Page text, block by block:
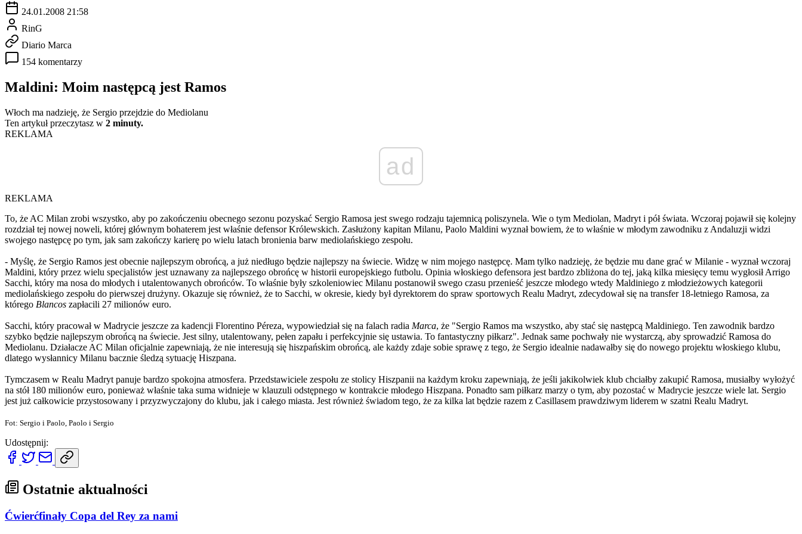
24.01.2008 21:58
RinG
Diario Marca
154 komentarzy
Maldini: Moim następcą jest Ramos
Włoch ma nadzieję, że Sergio przejdzie do Mediolanu
Ten artykuł przeczytasz w 2 minuty.
REKLAMA
ad
REKLAMA
To, że AC Milan zrobi wszystko, aby po zakończeniu obecnego sezonu pozyskać Sergio Ramosa jest swego rodzaju tajemnicą poliszynela. Wie o tym Mediolan, Madryt i pół świata. Wczoraj pojawił się kolejny
rozdział tej nowej noweli, której głównym bohaterem jest właśnie defensor Królewskich. Zasłużony kapitan Milanu, Paolo Maldini wyznał bowiem, że to właśnie w młodym zawodniku z Andaluzji widzi
swojego następcę po tym, jak sam zakończy karierę po wielu latach bronienia barw mediolańskiego zespołu.
- Myślę, że Sergio Ramos jest obecnie najlepszym obrońcą, a już niedługo będzie najlepszy na świecie. Widzę w nim mojego następcę. Mam tylko nadzieję, że będzie mu dane grać w Milanie - wyznał wczoraj
Maldini, który przez wielu specjalistów jest uznawany za najlepszego obrońcę w historii europejskiego futbolu. Opinia włoskiego defensora jest bardzo zbliżona do tej, jaką kilka miesięcy temu wygłosił Arrigo
Sacchi, który ma nosa do młodych i utalentowanych obrońców. To właśnie były szkoleniowiec Milanu postanowił swego czasu przenieść jeszcze młodego wtedy Maldiniego z młodzieżowych kategorii
mediolańskiego zespołu do pierwszej drużyny. Okazuje się również, że to Sacchi, w okresie, kiedy był dyrektorem do spraw sportowych Realu Madryt, zdecydował się na transfer 18-letniego Ramosa, za
którego Blancos zapłacili 27 milionów euro.
Sacchi, który pracował w Madrycie jeszcze za kadencji Florentino Péreza, wypowiedział się na falach radia Marca, że "Sergio Ramos ma wszystko, aby stać się następcą Maldiniego. Ten zawodnik bardzo
szybko będzie najlepszym obrońcą na świecie. Jest silny, utalentowany, pełen zapału i perfekcyjnie się ustawia. To fantastyczny piłkarz". Jednak same pochwały nie wystarczą, aby sprowadzić Ramosa do
Mediolanu. Działacze AC Milan oficjalnie zapewniają, że nie interesują się hiszpańskim obrońcą, ale każdy zdaje sobie sprawę z tego, że Sergio idealnie nadawałby się do nowego projektu włoskiego klubu,
dlatego wysłannicy Milanu bacznie śledzą sytuację Hiszpana.
Tymczasem w Realu Madryt panuje bardzo spokojna atmosfera. Przedstawiciele zespołu ze stolicy Hiszpanii na każdym kroku zapewniają, że jeśli jakikolwiek klub chciałby zakupić Ramosa, musiałby wyłożyć
na stół 180 milionów euro, ponieważ właśnie taka suma widnieje w klauzuli odstępnego w kontrakcie młodego Hiszpana. Ponadto sam piłkarz marzy o tym, aby pozostać w Madrycie jeszcze wiele lat. Sergio
jest już całkowicie przystosowany i przyzwyczajony do klubu, jak i całego miasta. Jest również świadom tego, że za kilka lat będzie razem z Casillasem prawdziwym liderem w szatni Realu Madryt.
Fot: Sergio i Paolo, Paolo i Sergio
Udostępnij:
Ostatnie aktualności
Ćwierćfinały Copa del Rey za nami